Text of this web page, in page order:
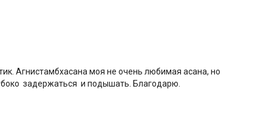
Агнистамбхасана моя не очень любимая асана, но
задержаться и подышать. Благодарю.